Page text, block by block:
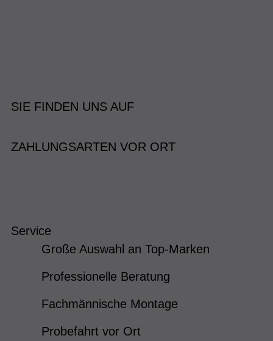
SIE FINDEN UNS AUF
ZAHLUNGSARTEN VOR ORT
Service
Große Auswahl an Top-Marken
Professionelle Beratung
Fachmännische Montage
Probefahrt vor Ort